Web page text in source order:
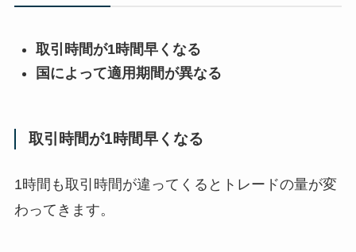
取引時間が1時間早くなる
国によって適用期間が異なる
取引時間が1時間早くなる
1時間も取引時間が違ってくるとトレードの量が変
わってきます。